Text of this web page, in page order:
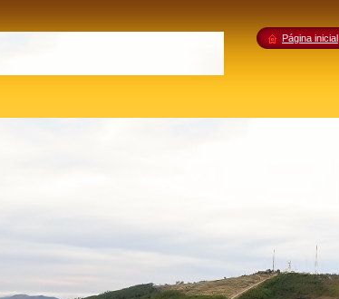
Página inicial